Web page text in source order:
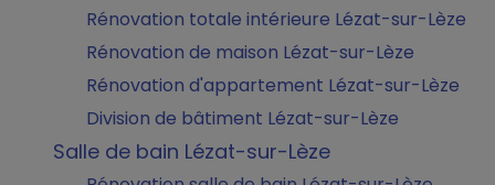
Rénovation totale intérieure Lézat-sur-Lèze
Rénovation de maison Lézat-sur-Lèze
Rénovation d'appartement Lézat-sur-Lèze
Division de bâtiment Lézat-sur-Lèze
Salle de bain Lézat-sur-Lèze